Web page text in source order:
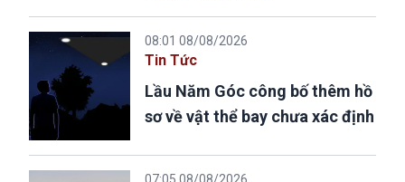
08:01 08/08/2026
Tin Tức
Lầu Năm Góc công bố thêm hồ
sơ về vật thể bay chưa xác định